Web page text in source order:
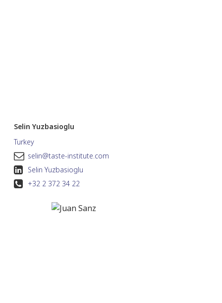
Selin Yuzbasioglu
Turkey
selin@taste-institute.com
Selin Yuzbasioglu
+32 2 372 34 22